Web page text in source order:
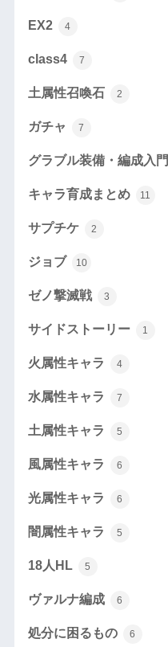
EX2 4
class4 7
土属性召喚石 2
ガチャ 7
グラブル装備・編成入門
キャラ育成まとめ 11
サプチケ 2
ジョブ 10
ゼノ撃滅戦 3
サイドストーリー 1
火属性キャラ 4
水属性キャラ 7
土属性キャラ 5
風属性キャラ 6
光属性キャラ 6
闇属性キャラ 5
18人HL 5
ヴァルナ編成 6
処分に困るもの 6